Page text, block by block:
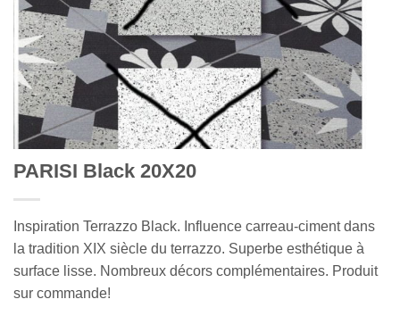
PARISI Black 20X20
Inspiration Terrazzo Black. Influence carreau-ciment dans
la tradition XIX siècle du terrazzo. Superbe esthétique à
surface lisse. Nombreux décors complémentaires. Produit
sur commande!